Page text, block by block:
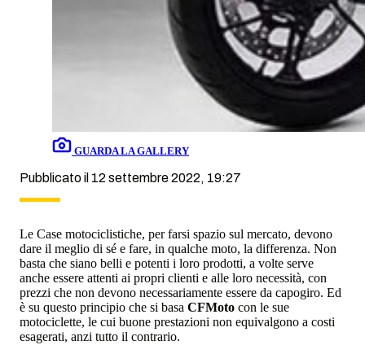
GUARDA LA GALLERY
Pubblicato il 12 settembre 2022, 19:27
Le Case motociclistiche, per farsi spazio sul mercato, devono
dare il meglio di sé e fare, in qualche moto, la differenza. Non
basta che siano belli e potenti i loro prodotti, a volte serve
anche essere attenti ai propri clienti e alle loro necessità, con
prezzi che non devono necessariamente essere da capogiro. Ed
è su questo principio che si basa CFMoto con le sue
motociclette, le cui buone prestazioni non equivalgono a costi
esagerati, anzi tutto il contrario.